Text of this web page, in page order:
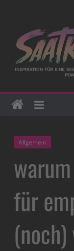
Allgemein
für